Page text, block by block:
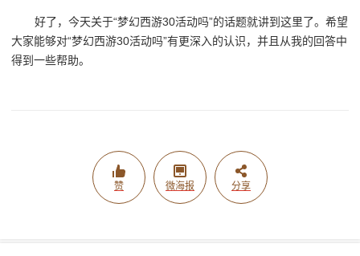
好了，今天关于“梦幻西游30活动吗”的话题就讲到这里了。希望
大家能够对“梦幻西游30活动吗”有更深入的认识，并且从我的回答中
得到一些帮助。
赞 微海报 分享